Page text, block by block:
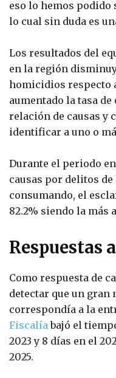
eso lo hemos podido
lo cual sin duda es
Los resultados del
en la región
homicidios respecto
aumentado la tasa
relación de causas y
identificar a uno o
Durante el periodo
causas por delitos
consumando, el
82.2% siendo la más
Respuestas
Como respuesta de
detectar que un gran
correspondía a la
Fiscalía bajó el
2023 y 8 días en el
2025.